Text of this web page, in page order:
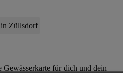
Züllsdorf
Gewässerkarte für dich und dein